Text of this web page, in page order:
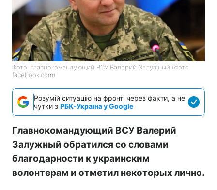
Фото: главнокомандующий ВСУ Валерий Залужный (фото
facebook.com)
Розумій ситуацію на фронті через факти, а не
чутки з РБК-Україна у Google
Главнокомандующий ВСУ Валерий
Залужный обратился со словами
благодарности к украинским
волонтерам и отметил некоторых лично.